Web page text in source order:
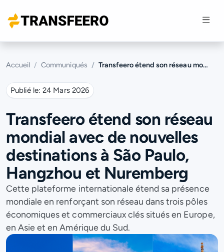
Accueil Communiqués Transfeero étend son réseau mondial avec de nouvelles destinations à São Paulo, Hangzhou et Nuremberg
Publié le:24 Mars 2026
Transfeero étend son réseau
mondial avec de nouvelles
destinations à São Paulo,
Hangzhou et Nuremberg
Cette plateforme internationale étend sa présence
mondiale en renforçant son réseau dans trois pôles
économiques et commerciaux clés situés en Europe,
en Asie et en Amérique du Sud.